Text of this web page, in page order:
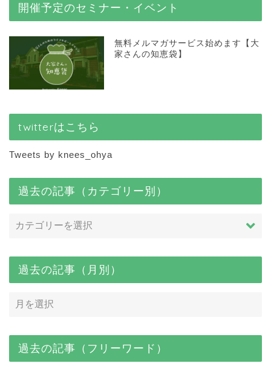
開催予定のセミナー・イベント
無料メルマガサービス始めます【大
家さんの知恵袋】
twitterはこちら
Tweets by knees_ohya
過去の記事（カテゴリー別）
過去の記事（月別）
過去の記事（フリーワード）